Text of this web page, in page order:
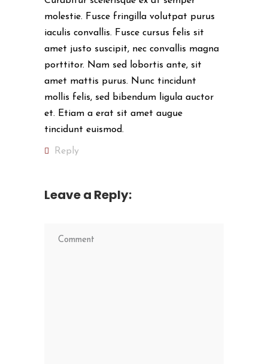
molestie. Fusce fringilla volutpat purus
iaculis convallis. Fusce cursus felis sit
amet justo suscipit, nec convallis magna
porttitor. Nam sed lobortis ante, sit
amet mattis purus. Nunc tincidunt
mollis felis, sed bibendum ligula auctor
et. Etiam a erat sit amet augue
tincidunt euismod.
Reply
Leave a Reply: